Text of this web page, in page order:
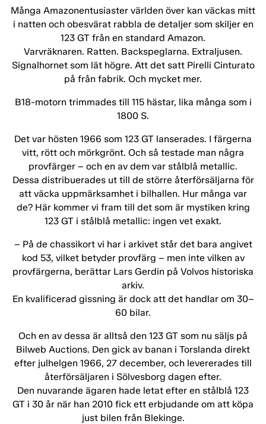
Många Amazonentusiaster världen över kan väckas mitt
i natten och obesvärat rabbla de detaljer som skiljer en
123 GT från en standard Amazon.
Varvräknaren. Ratten. Backspeglarna. Extraljusen.
Signalhornet som lät högre. Att det satt Pirelli Cinturato
på från fabrik. Och mycket mer.
B18-motorn trimmades till 115 hästar, lika många som i
1800 S.
Det var hösten 1966 som 123 GT lanserades. I färgerna
vitt, rött och mörkgrönt. Och så testade man några
provfärger – och en av dem var stålblå metallic.
Dessa distribuerades ut till de större återförsäljarna för
att väcka uppmärksamhet i bilhallen. Hur många var
de? Här kommer vi fram till det som är mystiken kring
123 GT i stålblå metallic: ingen vet exakt.
– På de chassikort vi har i arkivet står det bara angivet
kod 53, vilket betyder provfärg – men inte vilken av
provfärgerna, berättar Lars Gerdin på Volvos historiska
arkiv.
En kvalificerad gissning är dock att det handlar om 30–
60 bilar.
Och en av dessa är alltså den 123 GT som nu säljs på
Bilweb Auctions. Den gick av banan i Torslanda direkt
efter julhelgen 1966, 27 december, och levererades till
återförsäljaren i Sölvesborg dagen efter.
Den nuvarande ägaren hade letat efter en stålblå 123
GT i 30 år när han 2010 fick ett erbjudande om att köpa
just bilen från Blekinge.